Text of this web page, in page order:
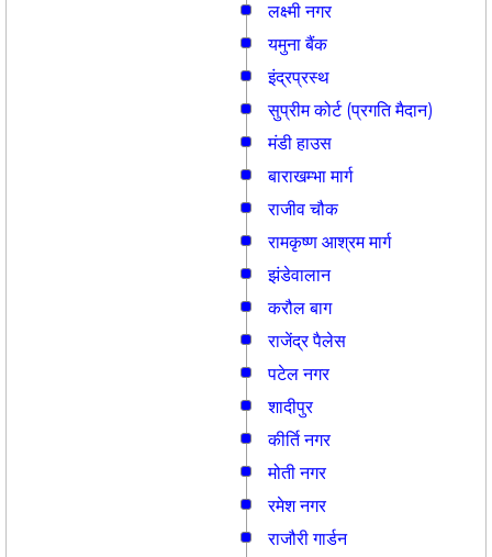
लक्ष्मी नगर
यमुना बैंक
इंद्रप्रस्थ
सुप्रीम कोर्ट (प्रगति मैदान)
मंडी हाउस
बाराखम्भा मार्ग
राजीव चौक
रामकृष्ण आश्रम मार्ग
झंडेवालान
करौल बाग
राजेंद्र पैलेस
पटेल नगर
शादीपुर
कीर्ति नगर
मोती नगर
रमेश नगर
राजौरी गार्डन